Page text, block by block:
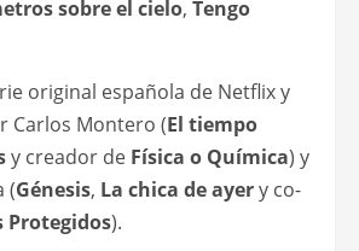
sobre el cielo, Tengo
original española de Netflix y
Carlos Montero (El tiempo
y creador de Física o Química) y
(Génesis, La chica de ayery co-
Protegidos).